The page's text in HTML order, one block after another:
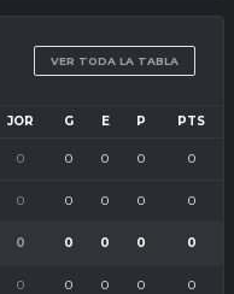
VER TODA LA TABLA
JOR G E P PTS
0 0 0 0 0
0 0 0 0 0
0 0 0 0 0
0 0 0 0 0